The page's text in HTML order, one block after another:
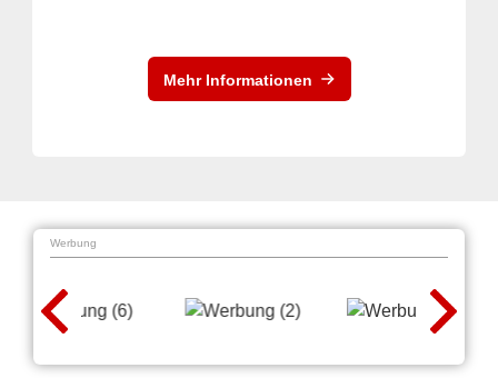
Mehr Informationen
Werbung